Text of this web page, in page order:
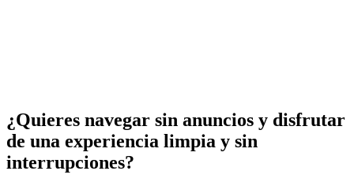
¿Quieres navegar sin anuncios y disfrutar
de una experiencia limpia y sin
interrupciones?